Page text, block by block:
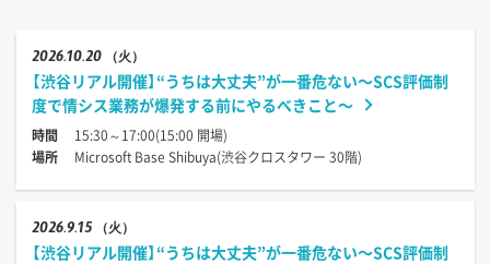
202610.20 （火）
【渋谷リアル開催】“うちは大丈夫”が一番危ない〜SCS評価制
度で情シス業務が爆発する前にやるべきこと〜
時間
15:30～17:00(15:00 開場)
場所
Microsoft Base Shibuya(渋谷クロスタワー 30階)
20269.15 （火）
【渋谷リアル開催】“うちは大丈夫”が一番危ない〜SCS評価制